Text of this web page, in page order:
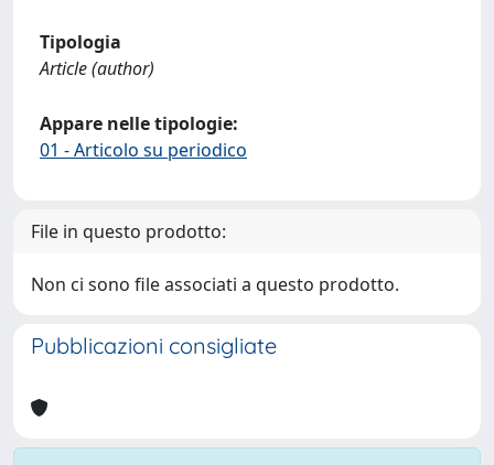
Tipologia
Article (author)
Appare nelle tipologie:
01 - Articolo su periodico
File in questo prodotto:
Non ci sono file associati a questo prodotto.
Pubblicazioni consigliate